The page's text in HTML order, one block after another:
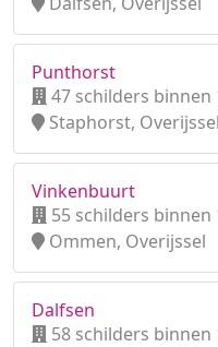
Punthorst
47 schilders binnen
Staphorst, Overijssel
Vinkenbuurt
55 schilders binnen
Ommen, Overijssel
Dalfsen
58 schilders binnen